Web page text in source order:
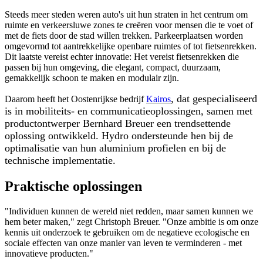
Steeds meer steden weren auto's uit hun straten in het centrum om
ruimte en verkeersluwe zones te creëren voor mensen die te voet of
met de fiets door de stad willen trekken. Parkeerplaatsen worden
omgevormd tot aantrekkelijke openbare ruimtes of tot fietsenrekken.
Dit laatste vereist echter innovatie: Het vereist fietsenrekken die
passen bij hun omgeving, die elegant, compact, duurzaam,
gemakkelijk schoon te maken en modulair zijn.
Daarom heeft het Oostenrijkse bedrijfKairos, dat gespecialiseerd
is in mobiliteits- en communicatieoplossingen, samen met
productontwerper Bernhard Breuer een trendsettende
oplossing ontwikkeld. Hydro ondersteunde hen bij de
optimalisatie van hun aluminium profielen en bij de
technische implementatie.
Praktische oplossingen
"Individuen kunnen de wereld niet redden, maar samen kunnen we
hem beter maken," zegt Christoph Breuer. "Onze ambitie is om onze
kennis uit onderzoek te gebruiken om de negatieve ecologische en
sociale effecten van onze manier van leven te verminderen - met
innovatieve producten."